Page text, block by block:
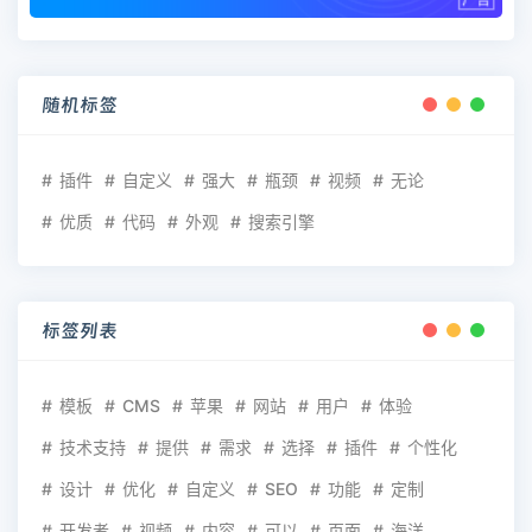
随机标签
插件 自定义 强大 瓶颈 视频 无论
优质 代码 外观 搜索引擎
标签列表
模板 CMS 苹果 网站 用户 体验
技术支持 提供 需求 选择 插件 个性化
设计 优化 自定义 SEO 功能 定制